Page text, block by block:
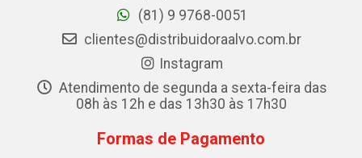
(81) 9 9768-0051
clientes@distribuidoraalvo.com.br
Instagram
Atendimento de segunda a sexta-feira das
08h às 12h e das 13h30 às 17h30
Formas de Pagamento